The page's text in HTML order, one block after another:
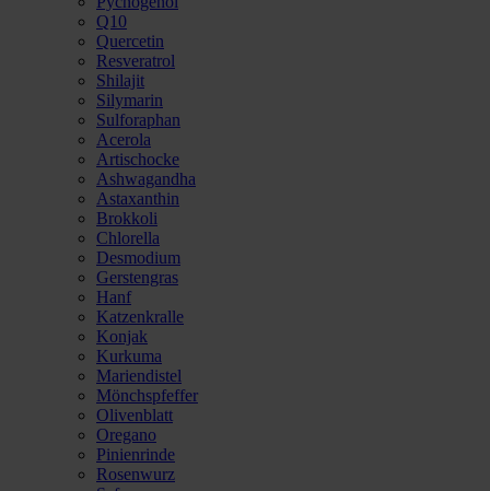
Q10
Quercetin
Resveratrol
Shilajit
Silymarin
Sulforaphan
Acerola
Artischocke
Ashwagandha
Astaxanthin
Brokkoli
Chlorella
Desmodium
Gerstengras
Hanf
Katzenkralle
Konjak
Kurkuma
Mariendistel
Mönchspfeffer
Olivenblatt
Oregano
Pinienrinde
Rosenwurz